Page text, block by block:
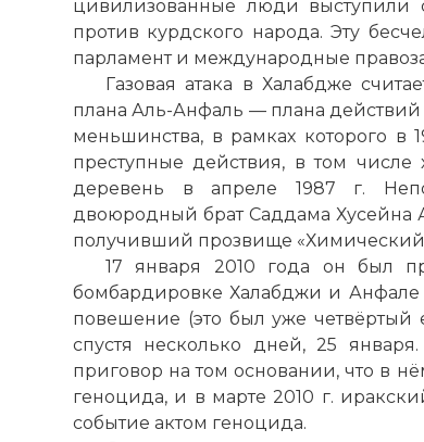
цивилизованные люди выступили
против курдского народа. Эту
парламент и международные
Газовая атака в Халабдже
плана Аль-Анфаль — плана действий
меньшинства, в рамках которого в
преступные действия, в том
деревень в апреле 1987 г.
двоюродный брат Саддама Хусейна
получивший прозвище
17 января 2010 года он был
бомбардировке Халабджи и
повешение (это был уже
спустя несколько дней, 25
приговор на том основании, что в
геноцида, и в марте 2010 г.
событие актом геноцида.